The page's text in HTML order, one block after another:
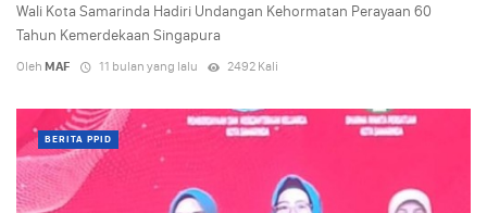
Wali Kota Samarinda Hadiri Undangan Kehormatan Perayaan 60
Tahun Kemerdekaan Singapura
Oleh MAF 11 bulan yang lalu 2492 Kali
BERITA PPID